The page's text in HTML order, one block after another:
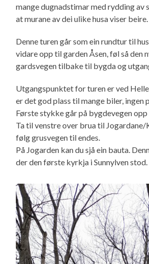
mange dugnadstimar med rydding av
at murane av dei ulike husa viser beire.
Denne turen går som ein rundtur til
vidare opp til garden Åsen, føl så den
gardsvegen tilbake til bygda og
Utgangspunktet for turen er ved
er det god plass til mange biler, ingen
Første stykke går på bygdevegen
Ta til venstre over brua til
følg grusvegen til endes.
På Jogarden kan du sjå ein bauta.
der den første kyrkja i Sunnylven stod.